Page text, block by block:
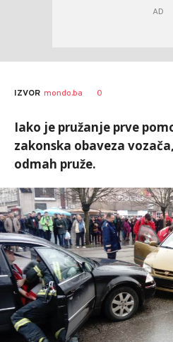
IZVOR mondo.ba 0
Iako je pružanje prve
zakonska obaveza
odmah pruže.